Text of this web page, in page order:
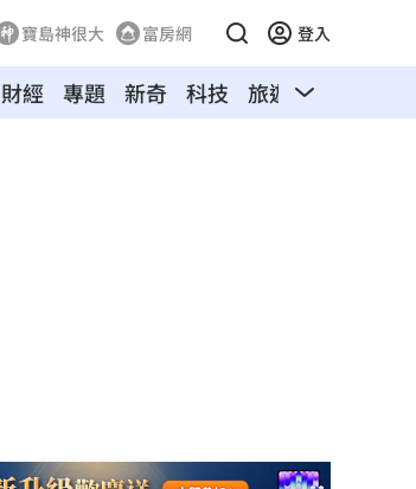
寶島神很大 富房網 登入
財經 專題 新奇 科技 旅遊 汽車